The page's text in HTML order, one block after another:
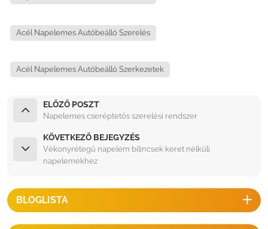
Acél Napelemes Autóbeálló Szerelés
Acél Napelemes Autóbeálló Szerkezetek
ELŐZŐ POSZT
Napelemes cseréptetős szerelési rendszer
KÖVETKEZŐ BEJEGYZÉS
Vékonyrétegű napelem bilincsek keret nélküli
napelemekhez
BLOGLISTA